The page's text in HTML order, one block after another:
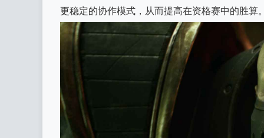
更稳定的协作模式，从而提高在资格赛中的胜算